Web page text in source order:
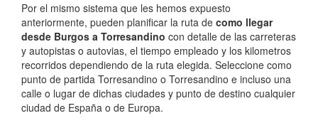
Por el mismo sistema que les hemos expuesto
anteriormente, pueden planificar la ruta de como llegar
desde Burgos a Torresandino con detalle de las carreteras
y autopistas o autovias, el tiempo empleado y los kilometros
recorridos dependiendo de la ruta elegida. Seleccione como
punto de partida Torresandino o Torresandino e incluso una
calle o lugar de dichas ciudades y punto de destino cualquier
ciudad de España o de Europa.